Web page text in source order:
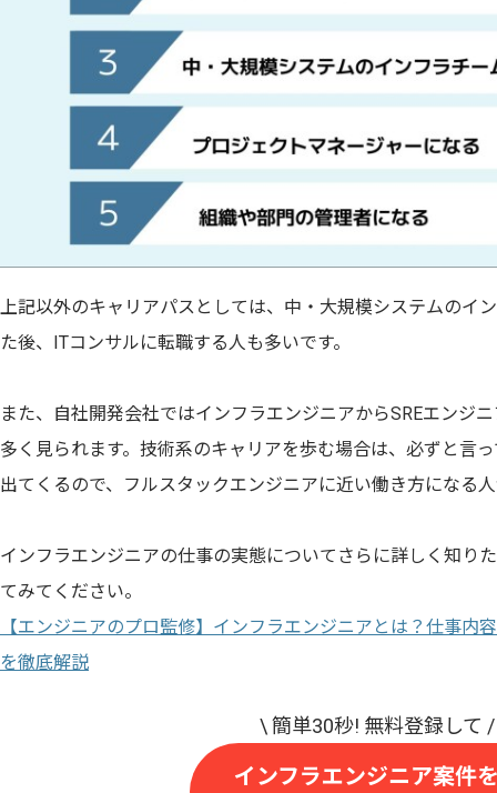
上記以外のキャリアパスとしては、中・大規模システムのイ
た後、ITコンサルに転職する人も多いです。
また、自社開発会社ではインフラエンジニアからSREエンジ
多く見られます。技術系のキャリアを歩む場合は、必ずと言
出てくるので、フルスタックエンジニアに近い働き方になる
インフラエンジニアの仕事の実態についてさらに詳しく知り
てみてください。
【エンジニアのプロ監修】インフラエンジニアとは？仕事内
を徹底解説
インフラエンジニア案件